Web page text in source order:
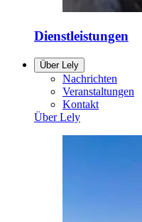
Dienstleistungen
Über Lely
Nachrichten
Veranstaltungen
Kontakt
Über Lely